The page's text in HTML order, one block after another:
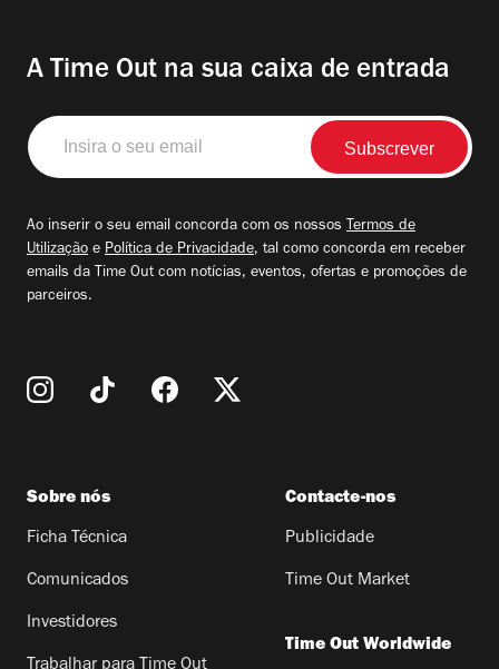
A Time Out na sua caixa de entrada
Insira
o
seu
Ao inserir o seu email concorda com os nossos Termos de
Utilização e Política de Privacidade, tal como concorda em receber
emails da Time Out com notícias, eventos, ofertas e promoções de
parceiros.
Sobre nós
Ficha Técnica
Comunicados
Investidores
Contacte-nos
Publicidade
Time Out Market
Time Out Worldwide